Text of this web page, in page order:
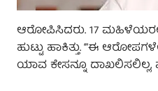
ಆರೋಪಿಸಿದರು. 17
ಹುಟ್ಟು ಹಾಕಿತ್ತು. ‘”ಈ
ಯಾವ ಕೇಸನ್ನೂ ದಾಖಲಿಸಲಿಲ್ಲ,